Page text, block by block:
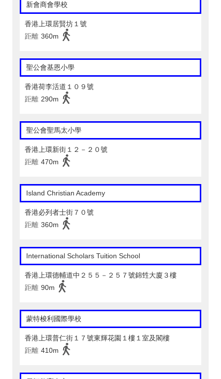
新會商會學校
香港上環居賢坊１號
距離 360m
聖公會基恩小學
香港荷李活道１０９號
距離 290m
聖公會聖馬太小學
香港上環新街１２－２０號
距離 470m
Island Christian Academy
香港必列者士街７０號
距離 360m
International Scholars Tuition School
香港上環德輔道中２５５－２５７號錦甡大廈３樓
距離 90m
蒙特梭利國際學校
香港上環普仁街１７號東輝花園１樓１室及閣樓
距離 410m